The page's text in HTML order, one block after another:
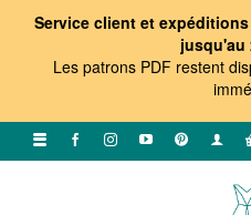
Service client et
jusqu'au
Les patrons PDF restent